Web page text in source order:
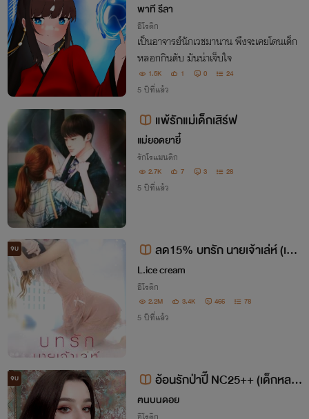
พาที รีลา
อีโรติก
เป็นอาจารย์นักเวชมานาน พึงจะเคยโดนเด็ก
หลอกกินตับ มันน่าเจ็บใจ
1.5K 1 0 24
5 ปีที่แล้ว
แพ้รักแม่เด็กเสิร์ฟ
แม่ยอดยายี๋
รักโรแมนติก
2.7K 7 3 28
5 ปีที่แล้ว
จบ
ลด15% บทรัก นายเจ้าเล่ห์ (เน้น
NC25+ คนหื่นหลอกกินเด็ก)
L.ice cream
อีโรติก
2.2M 3.4K 466 78
5 ปีที่แล้ว
จบ
อ้อนรักป่าปี๊ NC25++ (เด็กหลอ
กกินตับ)
ฅนบนดอย